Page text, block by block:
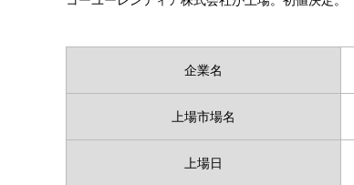
企業名
上場市場名
上場日